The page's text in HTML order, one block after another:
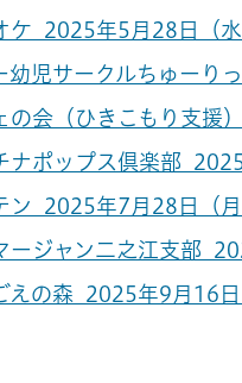
ケ 2025年5月28日（
幼児サークルちゅーり
の会（ひきこもり支援
ナポップス倶楽部
ン 2025年7月28日（
ージャン二之江支部
えの森 2025年9月16